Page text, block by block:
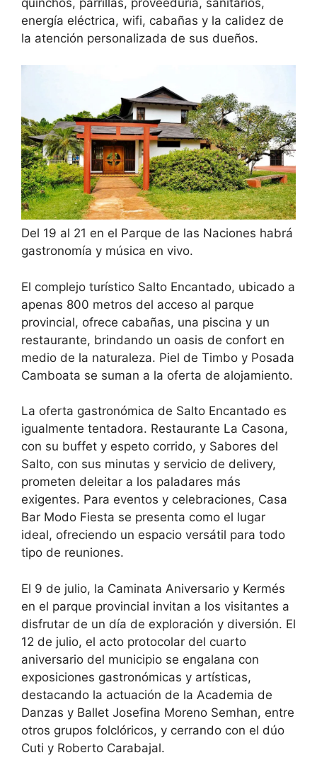
energía eléctrica, wifi, cabañas y la calidez de
la atención personalizada de sus dueños.
Del 19 al 21 en el Parque de las Naciones habrá
gastronomía y música en vivo.
El complejo turístico Salto Encantado, ubicado a
apenas 800 metros del acceso al parque
provincial, ofrece cabañas, una piscina y un
restaurante, brindando un oasis de confort en
medio de la naturaleza. Piel de Timbo y Posada
Camboata se suman a la oferta de alojamiento.
La oferta gastronómica de Salto Encantado es
igualmente tentadora. Restaurante La Casona,
con su buffet y espeto corrido, y Sabores del
Salto, con sus minutas y servicio de delivery,
prometen deleitar a los paladares más
exigentes. Para eventos y celebraciones, Casa
Bar Modo Fiesta se presenta como el lugar
ideal, ofreciendo un espacio versátil para todo
tipo de reuniones.
El 9 de julio, la Caminata Aniversario y Kermés
en el parque provincial invitan a los visitantes a
disfrutar de un día de exploración y diversión. El
12 de julio, el acto protocolar del cuarto
aniversario del municipio se engalana con
exposiciones gastronómicas y artísticas,
destacando la actuación de la Academia de
Danzas y Ballet Josefina Moreno Semhan, entre
otros grupos folclóricos, y cerrando con el dúo
Cuti y Roberto Carabajal.